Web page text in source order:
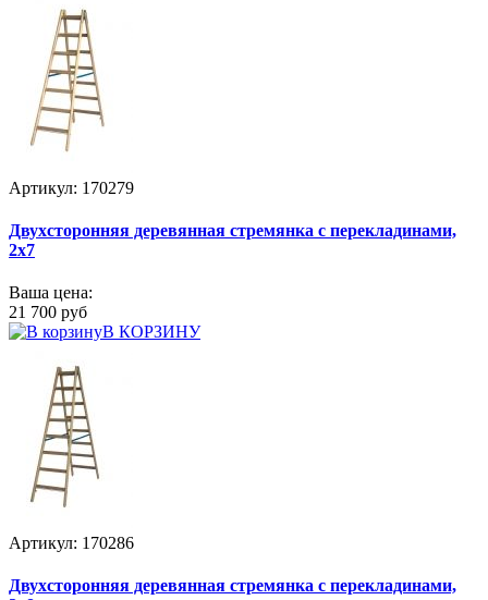
Артикул: 170279
Двухсторонняя деревянная стремянка с перекладинами,
2x7
Ваша цена:
21 700 руб
В КОРЗИНУ
Артикул: 170286
Двухсторонняя деревянная стремянка с перекладинами,